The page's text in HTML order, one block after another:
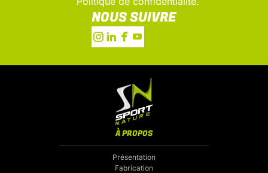
NOUS SUIVRE
À PROPOS
Présentation
Fabrication